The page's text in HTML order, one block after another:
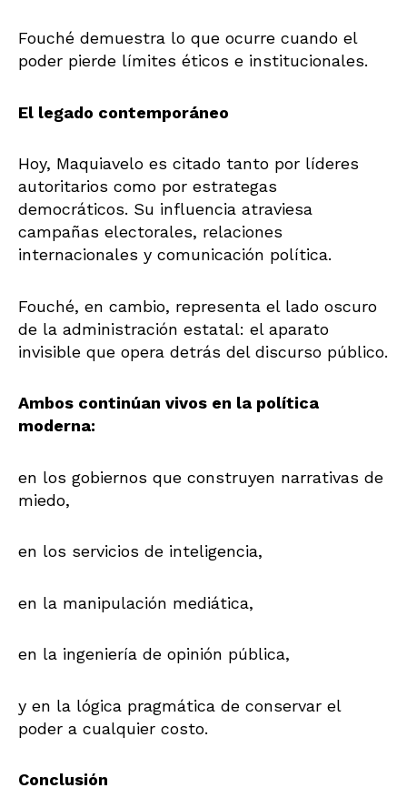
Fouché demuestra lo que ocurre cuando el
poder pierde límites éticos e institucionales.
El legado contemporáneo
Hoy, Maquiavelo es citado tanto por líderes
autoritarios como por estrategas
democráticos. Su influencia atraviesa
campañas electorales, relaciones
internacionales y comunicación política.
Fouché, en cambio, representa el lado oscuro
de la administración estatal: el aparato
invisible que opera detrás del discurso público.
Ambos continúan vivos en la política
moderna:
en los gobiernos que construyen narrativas de
miedo,
en los servicios de inteligencia,
en la manipulación mediática,
en la ingeniería de opinión pública,
y en la lógica pragmática de conservar el
poder a cualquier costo.
Conclusión